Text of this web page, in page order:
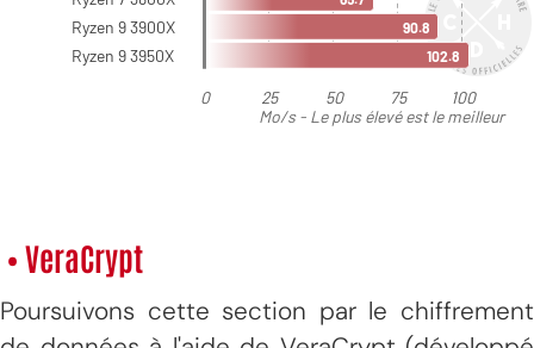
• VeraCrypt
Poursuivons cette section par le chiffrement